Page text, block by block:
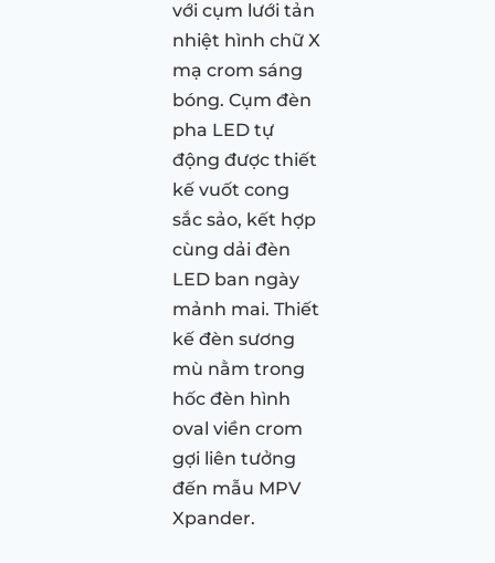
với cụm lưới tản
nhiệt hình chữ X
mạ crom sáng
bóng. Cụm đèn
pha LED tự
động được thiết
kế vuốt cong
sắc sảo, kết hợp
cùng dải đèn
LED ban ngày
mảnh mai. Thiết
kế đèn sương
mù nằm trong
hốc đèn hình
oval viền crom
gợi liên tưởng
đến mẫu MPV
Xpander.